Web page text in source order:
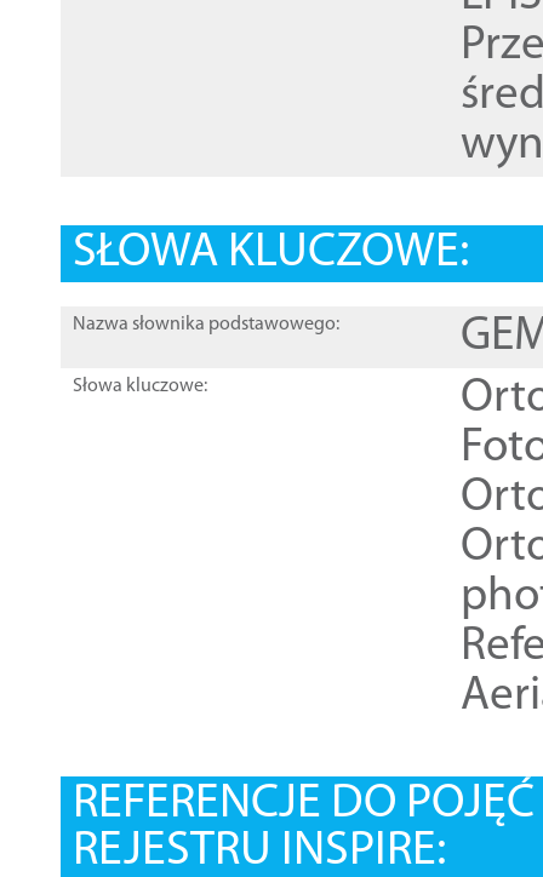
SŁOWA KLUCZOWE:
Nazwa słownika podstawowego:
Słowa kluczowe:
REFERENCJE DO
REJESTRU INSPIRE: